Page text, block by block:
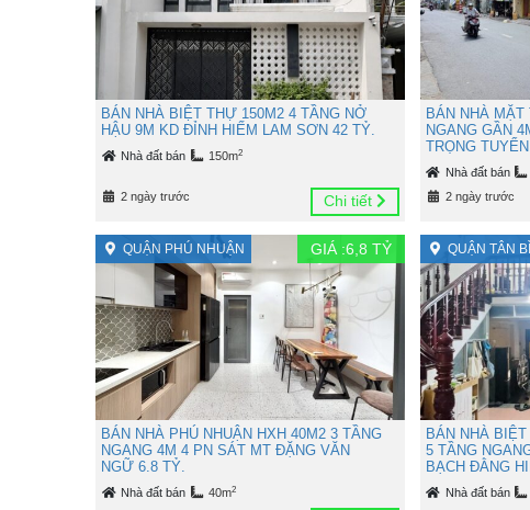
BÁN NHÀ BIỆT THỰ 150M2 4 TẦNG NỞ
HẬU 9M KD ĐỈNH HIẾM LAM SƠN 42 TỶ.
Nhà đất bán 150m2
2 ngày trước Chi tiết
BÁN NHÀ
NGANG GẦN
TRỌNG
Nhà đất bán
2 ngày trước
QUẬN PHÚ NHUẬN GIÁ :6,8 TỶ
BÁN NHÀ PHÚ NHUẬN HXH 40M2 3 TẦNG
NGANG 4M 4 PN SÁT MT ĐẶNG VĂN
NGỮ 6.8 TỶ.
Nhà đất bán 40m2
QUẬN TÂN
BÁN NHÀ
5 TẦNG
BẠCH ĐẰNG
Nhà đất bán